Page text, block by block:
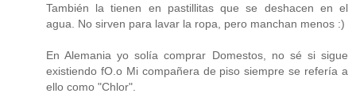
También la tienen en pastillitas que se deshacen en el
agua. No sirven para lavar la ropa, pero manchan menos :)
En Alemania yo solía comprar Domestos, no sé si sigue
existiendo fO.o Mi compañera de piso siempre se refería a
ello como "Chlor".